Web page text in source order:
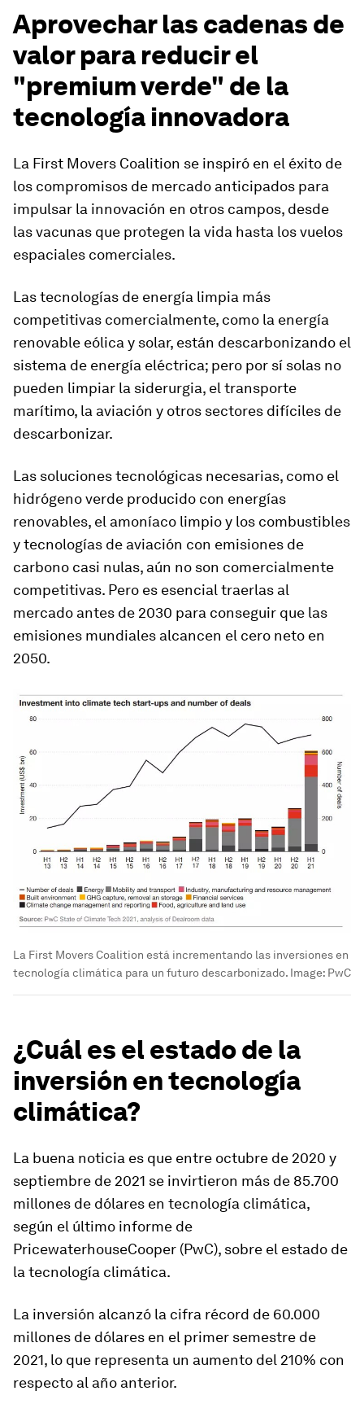
Aprovechar las cadenas de
valor para reducir el
"premium verde" de la
tecnología innovadora
La First Movers Coalition se inspiró en el éxito de
los compromisos de mercado anticipados para
impulsar la innovación en otros campos, desde
las vacunas que protegen la vida hasta los vuelos
espaciales comerciales.
Las tecnologías de energía limpia más
competitivas comercialmente, como la energía
renovable eólica y solar, están descarbonizando el
sistema de energía eléctrica; pero por sí solas no
pueden limpiar la siderurgia, el transporte
marítimo, la aviación y otros sectores difíciles de
descarbonizar.
Las soluciones tecnológicas necesarias, como el
hidrógeno verde producido con energías
renovables, el amoníaco limpio y los combustibles
y tecnologías de aviación con emisiones de
carbono casi nulas, aún no son comercialmente
competitivas. Pero es esencial traerlas al
mercado antes de 2030 para conseguir que las
emisiones mundiales alcancen el cero neto en
2050.
La First Movers Coalition está incrementando las inversiones en
tecnología climática para un futuro descarbonizado. Image: PwC
¿Cuál es el estado de la
inversión en tecnología
climática?
La buena noticia es que entre octubre de 2020 y
septiembre de 2021 se invirtieron más de 85.700
millones de dólares en tecnología climática,
según el último informe de
PricewaterhouseCooper (PwC), sobre el estado de
la tecnología climática.
La inversión alcanzó la cifra récord de 60.000
millones de dólares en el primer semestre de
2021, lo que representa un aumento del 210% con
respecto al año anterior.